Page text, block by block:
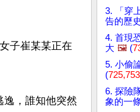
子崔某某正在
逸，誰知他突然
3. 「穿
告的歷
4. 首現
大 🖼️ (
5. 小偷
(725,753
6. 探險
象的一